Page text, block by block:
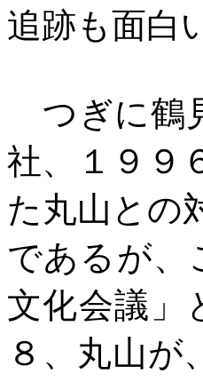
追跡も面白
つぎに鶴
社、１９９
た丸山との
であるが、
文化会議」
８、丸山が